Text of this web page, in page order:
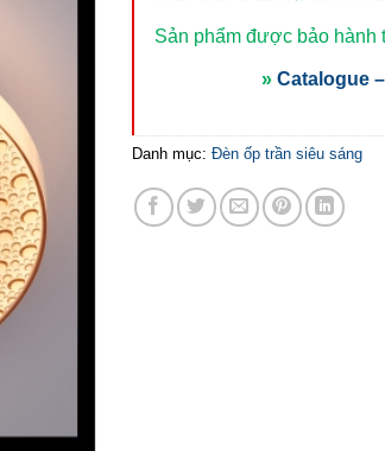
Sản phẩm được bảo hành
» Catalogue
Danh mục: Đèn ốp trần siêu sáng